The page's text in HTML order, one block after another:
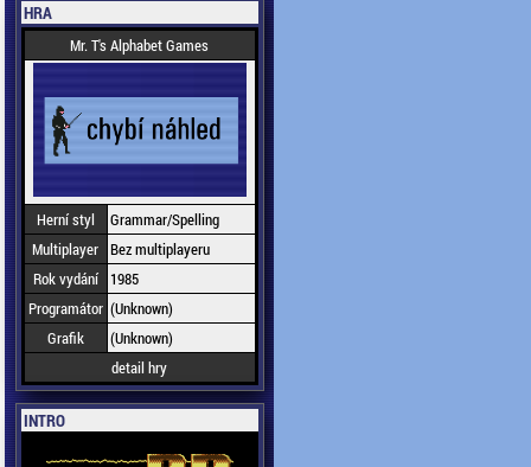
HRA
Mr. T's Alphabet Games
Herní styl
Grammar/Spelling
Multiplayer Bez multiplayeru
Rok vydání
1985
Programátor (Unknown)
Grafik
(Unknown)
detail hry
INTRO